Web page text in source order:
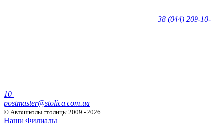
+38 (044) 209-10-
10
postmaster@stolica.com.ua
© Автошколы столицы 2009 - 2026
Наши Филиалы